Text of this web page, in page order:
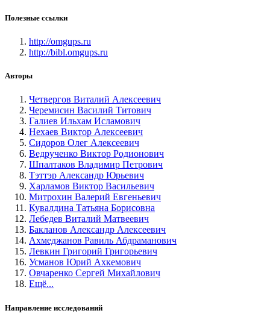
Полезные ссылки
http://omgups.ru
http://bibl.omgups.ru
Авторы
Четвергов Виталий Алексеевич
Черемисин Василий Титович
Галиев Ильхам Исламович
Нехаев Виктор Алексеевич
Сидоров Олег Алексеевич
Ведрученко Виктор Родионович
Шпалтаков Владимир Петрович
Тэттэр Александр Юрьевич
Харламов Виктор Васильевич
Митрохин Валерий Евгеньевич
Кувалдина Татьяна Борисовна
Лебедев Виталий Матвеевич
Бакланов Александр Алексеевич
Ахмеджанов Равиль Абдраманович
Левкин Григорий Григорьевич
Усманов Юрий Ахкемович
Овчаренко Сергей Михайлович
Ещё...
Направление исследований